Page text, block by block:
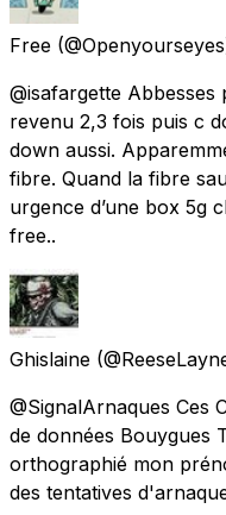
Free
@isafargette Abbesses
revenu 2,3 fois puis c
down aussi.
fibre. Quand la fibre
urgence d’une box 5g
free..
Ghislaine
@SignalArnaques Ces
de données Bouygues
orthographié mon
des tentatives